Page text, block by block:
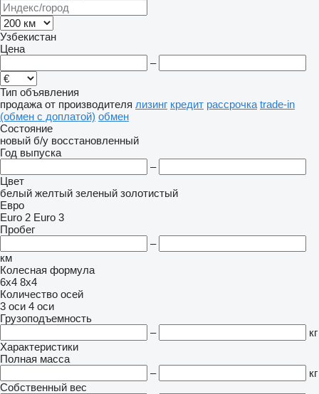
Узбекистан
Цена
–
Тип объявления
продажа от производителя лизинг кредит рассрочка trade-in
(обмен с доплатой) обмен
Состояние
новый б/у восстановленный
Год выпуска
–
Цвет
белый желтый зеленый золотистый
Евро
Euro 2 Euro 3
Пробег
–
км
Колесная формула
6x4 8x4
Количество осей
3 оси 4 оси
Грузоподъемность
–
кг
Характеристики
Полная масса
–
кг
Собственный вес